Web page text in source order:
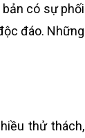
bản có sự phối
đáo. Những
thử thách,